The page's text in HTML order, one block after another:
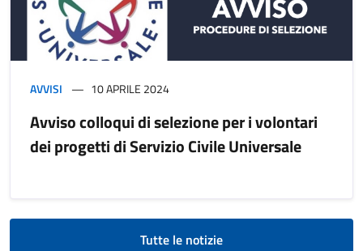
AVVISI 10 APRILE 2024
Avviso colloqui di selezione per i volontari
dei progetti di Servizio Civile Universale
Tutte le notizie